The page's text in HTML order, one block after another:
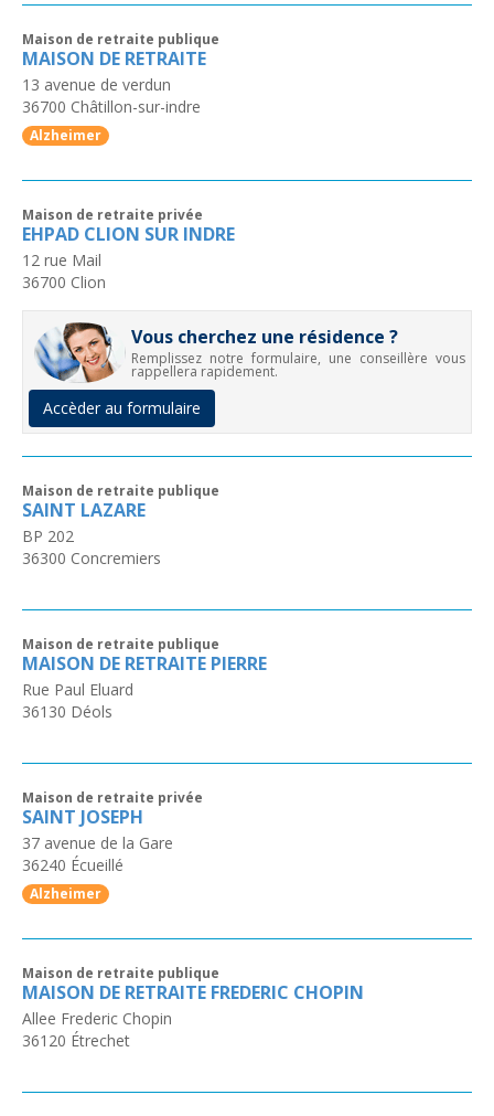
Maison de retraite publique
MAISON DE RETRAITE
13 avenue de verdun
36700 Châtillon-sur-indre
Alzheimer
Maison de retraite privée
EHPAD CLION SUR INDRE
12 rue Mail
36700 Clion
Vous cherchez une résidence ?
Remplissez notre formulaire, une conseillère vous
rappellera rapidement.
Accèder au formulaire
Maison de retraite publique
SAINT LAZARE
BP 202
36300 Concremiers
Maison de retraite publique
MAISON DE RETRAITE PIERRE
Rue Paul Eluard
36130 Déols
Maison de retraite privée
SAINT JOSEPH
37 avenue de la Gare
36240 Écueillé
Alzheimer
Maison de retraite publique
MAISON DE RETRAITE FREDERIC CHOPIN
Allee Frederic Chopin
36120 Étrechet